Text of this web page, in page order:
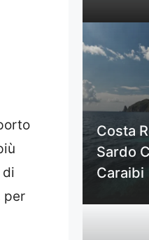
di
per
Costa
Sardo
Caraibi